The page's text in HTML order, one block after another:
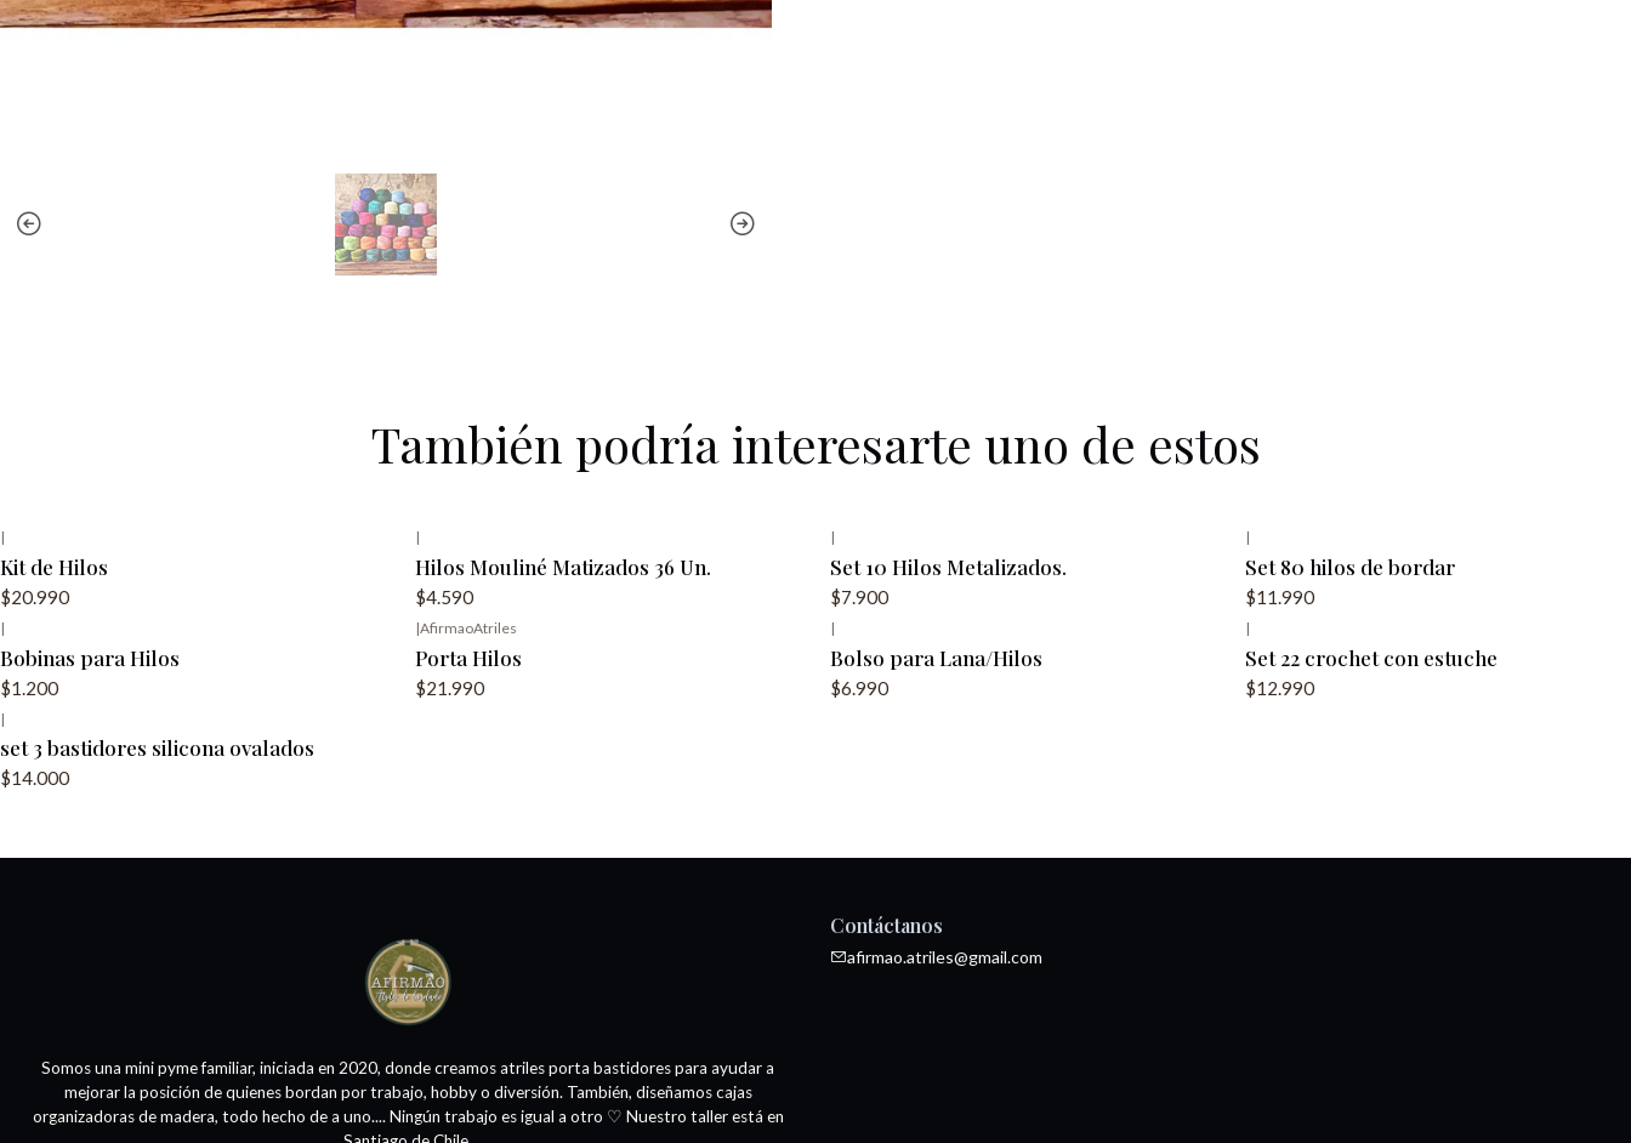
También podría interesarte uno de estos
|
Kit de Hilos
$20.990
|
Hilos Mouliné Matizados 36 Un.
$4.590
|
Set 10 Hilos Metalizados.
$7.900
|
Set 80 hilos de bordar
$11.990
|
Bobinas para Hilos
$1.200
|AfirmaoAtriles
Porta Hilos
$21.990
|
Bolso para Lana/Hilos
$6.990
|
Set 22 crochet con estuche
$12.990
|
set 3 bastidores silicona ovalados
$14.000
Somos una mini pyme familiar, iniciada en 2020, donde creamos atriles porta bastidores para ayudar a
mejorar la posición de quienes bordan por trabajo, hobby o diversión. También, diseñamos cajas
organizadoras de madera, todo hecho de a uno.... Ningún trabajo es igual a otro ♡ Nuestro taller está en
Contáctanos
afirmao.atriles@gmail.com